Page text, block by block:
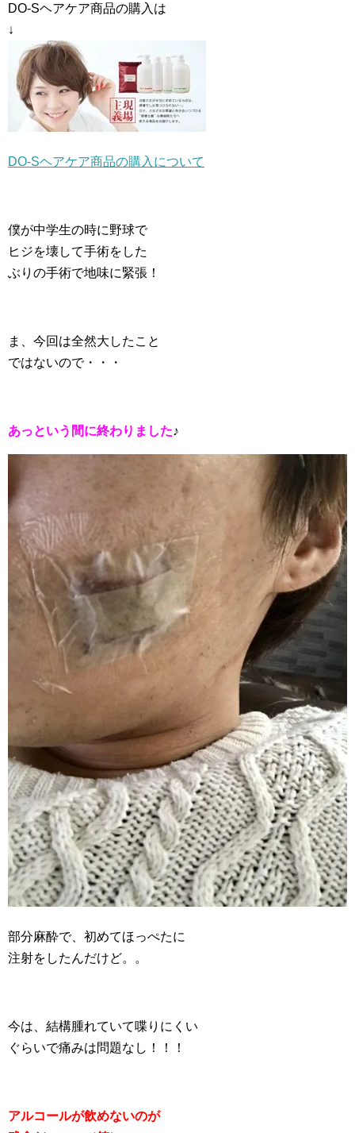
DO-Sヘアケア商品の購入は
↓
DO-Sヘアケア商品の購入について
僕が中学生の時に野球で
ヒジを壊して手術をした
ぶりの手術で地味に緊張！
ま、今回は全然大したこと
ではないので・・・
あっという間に終わりました♪
部分麻酔で、初めてほっぺたに
注射をしたんだけど。。
今は、結構腫れていて喋りにくい
ぐらいで痛みは問題なし！！！
アルコールが飲めないのが